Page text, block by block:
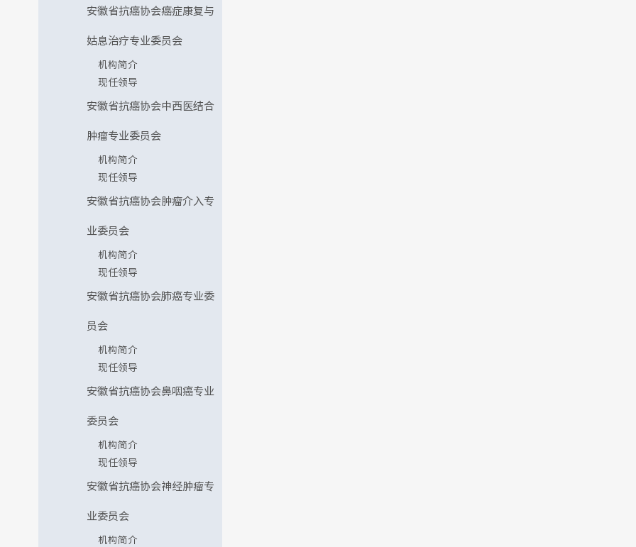
安徽省抗癌协会癌症康复与
姑息治疗专业委员会
机构简介
现任领导
安徽省抗癌协会中西医结合
肿瘤专业委员会
机构简介
现任领导
安徽省抗癌协会肿瘤介入专
业委员会
机构简介
现任领导
安徽省抗癌协会肺癌专业委
员会
机构简介
现任领导
安徽省抗癌协会鼻咽癌专业
委员会
机构简介
现任领导
安徽省抗癌协会神经肿瘤专
业委员会
机构简介